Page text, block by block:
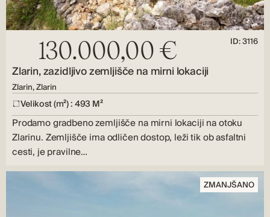
130.000,00 € ID: 3116
Zlarin, zazidljivo zemljišče na mirni lokaciji
Zlarin, Zlarin
Velikost (m²) : 493 M²
Prodamo gradbeno zemljišče na mirni lokaciji na otoku
Zlarinu. Zemljišče ima odličen dostop, leži tik ob asfaltni
cesti, je pravilne…
ZMANJŠANO